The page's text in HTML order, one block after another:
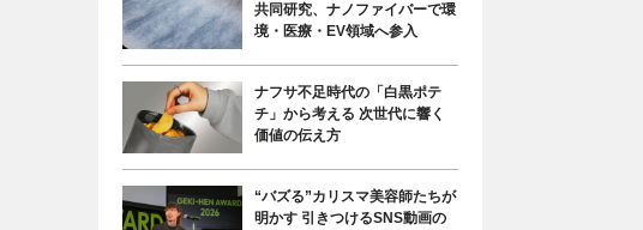
共同研究、ナノファイバーで環
境・医療・EV領域へ参入
ナフサ不足時代の「白黒ポテ
チ」から考える 次世代に響く
価値の伝え方
“バズる”カリスマ美容師たちが
明かす 引きつけるSNS動画の